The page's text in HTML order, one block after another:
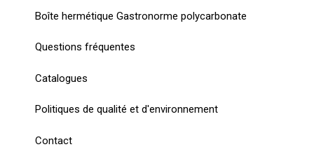
Boîte hermétique Gastronorme polycarbonate
Questions fréquentes
Catalogues
Politiques de qualité et d'environnement
Contact